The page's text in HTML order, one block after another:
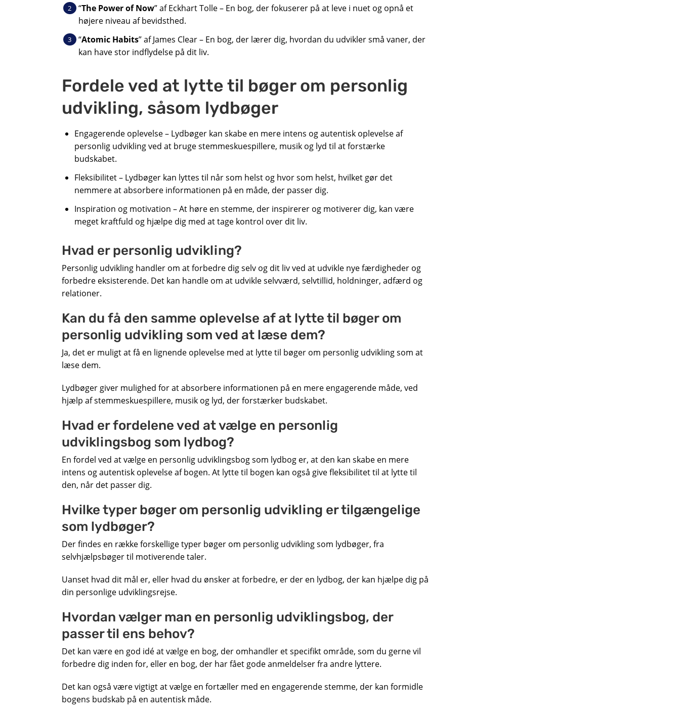
“The Power of Now” af Eckhart Tolle – En bog, der fokuserer på at leve i nuet og opnå et
højere niveau af bevidsthed.
“Atomic Habits” af James Clear – En bog, der lærer dig, hvordan du udvikler små vaner, der
kan have stor indflydelse på dit liv.
Fordele ved at lytte til bøger om personlig
udvikling, såsom lydbøger
Engagerende oplevelse – Lydbøger kan skabe en mere intens og autentisk oplevelse af
personlig udvikling ved at bruge stemmeskuespillere, musik og lyd til at forstærke
budskabet.
Fleksibilitet – Lydbøger kan lyttes til når som helst og hvor som helst, hvilket gør det
nemmere at absorbere informationen på en måde, der passer dig.
Inspiration og motivation – At høre en stemme, der inspirerer og motiverer dig, kan være
meget kraftfuld og hjælpe dig med at tage kontrol over dit liv.
Hvad er personlig udvikling?
Personlig udvikling handler om at forbedre dig selv og dit liv ved at udvikle nye færdigheder og
forbedre eksisterende. Det kan handle om at udvikle selvværd, selvtillid, holdninger, adfærd og
relationer.
Kan du få den samme oplevelse af at lytte til bøger om
personlig udvikling som ved at læse dem?
Ja, det er muligt at få en lignende oplevelse med at lytte til bøger om personlig udvikling som at
læse dem.
Lydbøger giver mulighed for at absorbere informationen på en mere engagerende måde, ved
hjælp af stemmeskuespillere, musik og lyd, der forstærker budskabet.
Hvad er fordelene ved at vælge en personlig
udviklingsbog som lydbog?
En fordel ved at vælge en personlig udviklingsbog som lydbog er, at den kan skabe en mere
intens og autentisk oplevelse af bogen. At lytte til bogen kan også give fleksibilitet til at lytte til
den, når det passer dig.
Hvilke typer bøger om personlig udvikling er tilgængelige
som lydbøger?
Der findes en række forskellige typer bøger om personlig udvikling som lydbøger, fra
selvhjælpsbøger til motiverende taler.
Uanset hvad dit mål er, eller hvad du ønsker at forbedre, er der en lydbog, der kan hjælpe dig på
din personlige udviklingsrejse.
Hvordan vælger man en personlig udviklingsbog, der
passer til ens behov?
Det kan være en god idé at vælge en bog, der omhandler et specifikt område, som du gerne vil
forbedre dig inden for, eller en bog, der har fået gode anmeldelser fra andre lyttere.
Det kan også være vigtigt at vælge en fortæller med en engagerende stemme, der kan formidle
bogens budskab på en autentisk måde.